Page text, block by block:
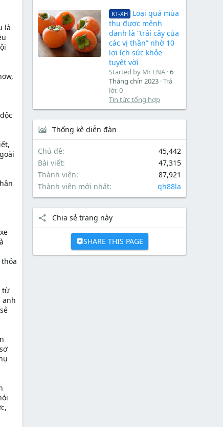
là
từ
anh
KT-XH
Loại quả mùa
thu được mệnh
danh là “trái cây của
các vị thần” nhờ 10
lợi ích sức khỏe
tuyệt vời
Started by Mr LNA 6
Tháng chín 2023 Trả
lời: 0
Tin tức tổng hợp
Thống kê diễn đàn
Chủ đề
45,442
Bài viết
47,315
Thành viên
87,921
Thành viên mới nhất
qh88la
Chia sẻ trang này
SHARE THIS PAGE